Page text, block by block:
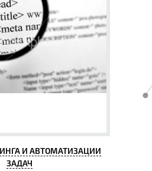
И АВТОМАТИЗАЦИИ
ЗАДАЧ